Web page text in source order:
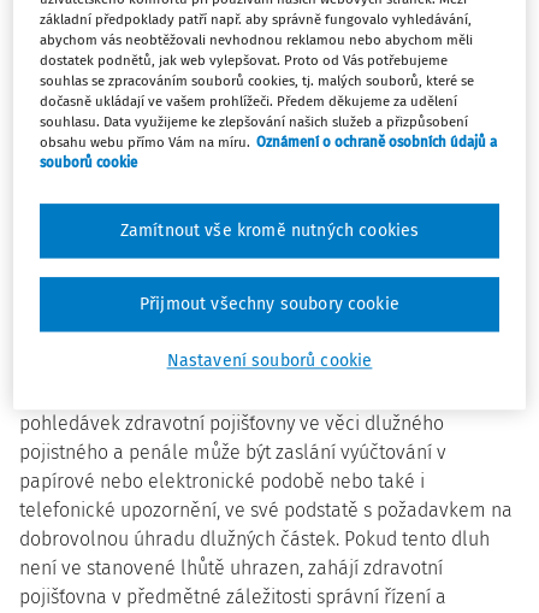
její likvidace. Výjimečně přichází v úvahu i nucené zrušení
právnické osoby s likvidací, o kterém ze zvlášť závažných
důvodů rozhoduje soud (dlouhodobá nečinnost,
nezákonné aktivity apod.)
Přechod dluhu na nástupnický subjekt
Pokud relevantně dojde k převodu práv a povinností na
dalšího zaměstnavatele a zdravotní pojišťovna eviduje u
bývalého subjektu pohledávky na pojistném a na penále
(případně na pokutě), pak je ze zákona povinna uplatňovat
tyto pohledávky vůči nástupnickému subjektu, který tyto
závazky z titulu realizace právního nástupnictví převzal.
pohledávek zdravotní pojišťovny ve věci dlužného
pojistného a penále může být zaslání vyúčtování v
papírové nebo elektronické podobě nebo také i
telefonické upozornění, ve své podstatě s požadavkem na
dobrovolnou úhradu dlužných částek. Pokud tento dluh
není ve stanovené lhůtě uhrazen, zahájí zdravotní
pojišťovna v předmětné záležitosti správní řízení a
základní předpoklady patří např. aby správně fungovalo vyhledávání,
abychom vás neobtěžovali nevhodnou reklamou nebo abychom měli
dostatek podnětů, jak web vylepšovat. Proto od Vás potřebujeme
souhlas se zpracováním souborů cookies, tj. malých souborů, které se
dočasně ukládají ve vašem prohlížeči. Předem děkujeme za udělení
souhlasu. Data využijeme ke zlepšování našich služeb a přizpůsobení
obsahu webu přímo Vám na míru. Oznámení o ochraně osobních údajů a
souborů cookie
Nastavení souborů cookie
Zamítnout vše kromě nutných cookies
Přijmout všechny soubory cookie